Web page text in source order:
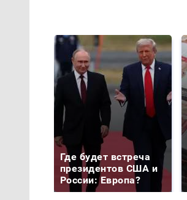
Где будет встреча
президентов США и
России: Европа?